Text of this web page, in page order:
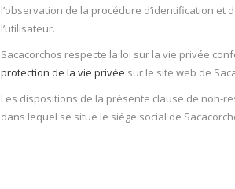
l’observation de la procédure d’identification et
l’utilisateur.
Sacacorchos respecte la loi sur la vie privée
protection de la vie privée sur le site web de
Les dispositions de la présente clause de non-
dans lequel se situe le siège social de